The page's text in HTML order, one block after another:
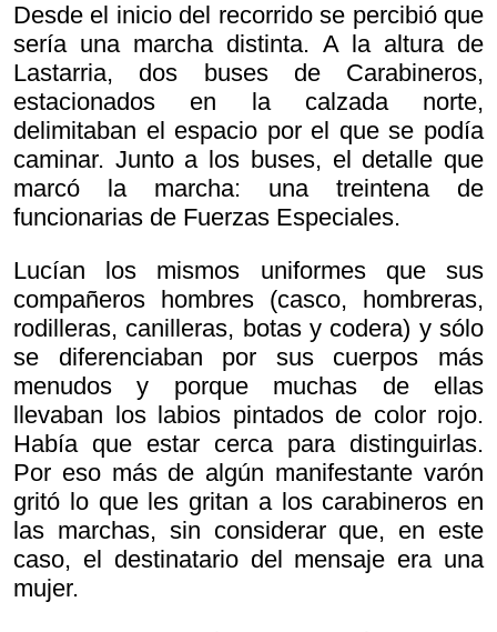
Desde el inicio del recorrido se percibió que
sería una marcha distinta. A la altura de
Lastarria, dos buses de Carabineros,
estacionados en la calzada norte,
delimitaban el espacio por el que se podía
caminar. Junto a los buses, el detalle que
marcó la marcha: una treintena de
funcionarias de Fuerzas Especiales.
Lucían los mismos uniformes que sus
compañeros hombres (casco, hombreras,
rodilleras, canilleras, botas y codera) y sólo
se diferenciaban por sus cuerpos más
menudos y porque muchas de ellas
llevaban los labios pintados de color rojo.
Había que estar cerca para distinguirlas.
Por eso más de algún manifestante varón
gritó lo que les gritan a los carabineros en
las marchas, sin considerar que, en este
caso, el destinatario del mensaje era una
mujer.